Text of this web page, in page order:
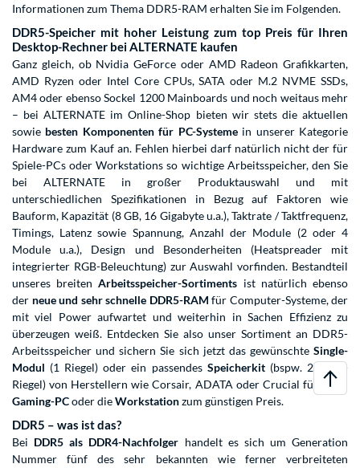
Informationen zum Thema DDR5-RAM erhalten Sie im Folgenden.
DDR5-Speicher mit hoher Leistung zum top Preis für Ihren
Desktop-Rechner bei ALTERNATE kaufen
Ganz gleich, ob Nvidia GeForce oder AMD Radeon Grafikkarten,
AMD Ryzen oder Intel Core CPUs, SATA oder M.2 NVME SSDs,
AM4 oder ebenso Sockel 1200 Mainboards und noch weitaus mehr
– bei ALTERNATE im Online-Shop bieten wir stets die aktuellen
sowie besten Komponenten für PC-Systemein unserer Kategorie
Hardware zum Kauf an. Fehlen hierbei darf natürlich nicht der für
Spiele-PCs oder Workstations so wichtige Arbeitsspeicher, den Sie
bei ALTERNATE in großer Produktauswahl und mit
unterschiedlichen Spezifikationen in Bezug auf Faktoren wie
Bauform, Kapazität (8 GB, 16 Gigabyte u.a.), Taktrate / Taktfrequenz,
Timings, Latenz sowie Spannung, Anzahl der Module (2 oder 4
Module u.a.), Design und Besonderheiten (Heatspreader mit
integrierter RGB-Beleuchtung) zur Auswahl vorfinden. Bestandteil
unseres breitenArbeitsspeicher-Sortiments ist natürlich ebenso
der neue und sehr schnelle DDR5-RAM für Computer-Systeme, der
mit viel Power aufwartet und weiterhin in Sachen Effizienz zu
überzeugen weiß. Entdecken Sie also unser Sortiment an DDR5-
Arbeitsspeicher und sichern Sie sich jetzt das gewünschte Single-
Modul (1 Riegel) oder ein passendes Speicherkit(bspw. 2 RAM-
Riegel) von Herstellern wie Corsair, ADATA oder Crucial für Ihren
Gaming-PCoder dieWorkstationzum günstigen Preis.
DDR5 – was ist das?
Bei DDR5 als DDR4-Nachfolger handelt es sich um Generation
Nummer fünf des sehr bekannten wie ferner verbreiteten